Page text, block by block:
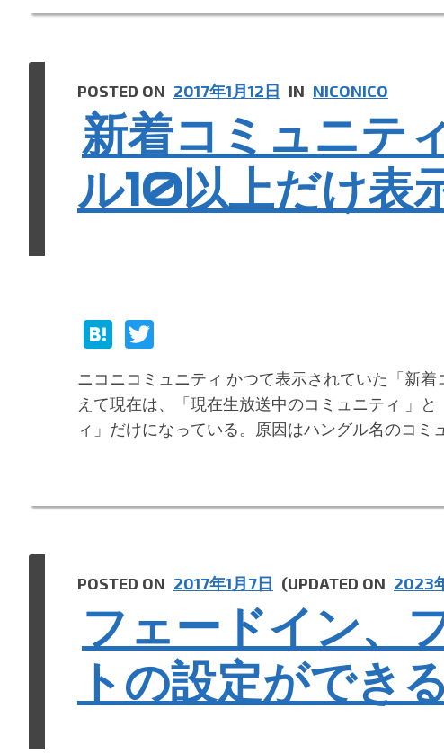
新着コミュニテ
ル10以上だけ表
POSTED ON 2017年1月12日 IN NICONICO
H
e
n
a
itt
er
ニコニコミュニティ かつて表示されていた「新
えて現在は、「現在生放送中のコミュニティ 」
ィ」だけになっている。原因はハングル名のコミ
フェードイン、
トの設定ができ
POSTED ON 2017年1月7日 (UPDATED ON 2023